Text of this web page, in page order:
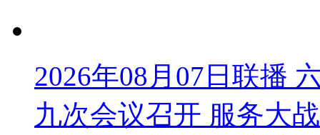
2026年08月07日联播
九次会议召开 服务大